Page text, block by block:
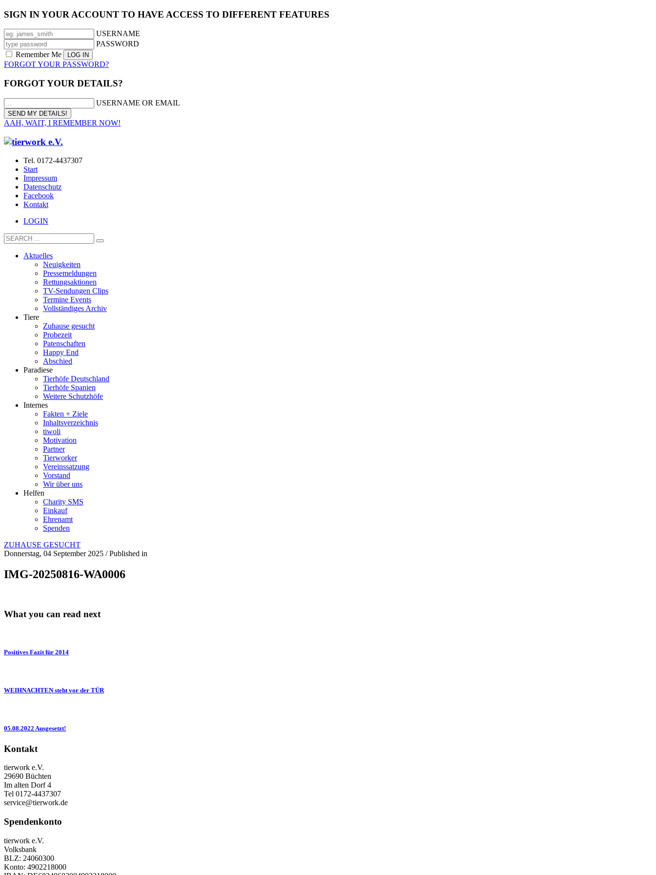
SIGN IN YOUR ACCOUNT TO HAVE ACCESS TO DIFFERENT FEATURES
USERNAME
PASSWORD
Remember Me
FORGOT YOUR PASSWORD?
FORGOT YOUR DETAILS?
USERNAME OR EMAIL
AAH, WAIT, I REMEMBER NOW!
Tel. 0172-4437307
Start
Impressum
Datenschutz
Facebook
Kontakt
LOGIN
Aktuelles
Neuigkeiten
Pressemeldungen
Rettungsaktionen
TV-Sendungen Clips
Termine Events
Vollständiges Archiv
Tiere
Zuhause gesucht
Probezeit
Patenschaften
Happy End
Abschied
Paradiese
Tierhöfe Deutschland
Tierhöfe Spanien
Weitere Schutzhöfe
Internes
Fakten + Ziele
Inhaltsverzeichnis
tiwoli
Motivation
Partner
Tierworker
Vereinssatzung
Vorstand
Wir über uns
Helfen
Charity SMS
Einkauf
Ehrenamt
Spenden
ZUHAUSE GESUCHT
Donnerstag, 04 September 2025 /Published in
IMG-20250816-WA0006
What you can read next
Positives Fazit für 2014
WEIHNACHTEN steht vor der TÜR
05.08.2022 Ausgesetzt!
Kontakt
tierwork e.V.
29690 Büchten
Im alten Dorf 4
Tel 0172-4437307
service@tierwork.de
Spendenkonto
tierwork e.V.
Volksbank
BLZ: 24060300
Konto: 4902218000